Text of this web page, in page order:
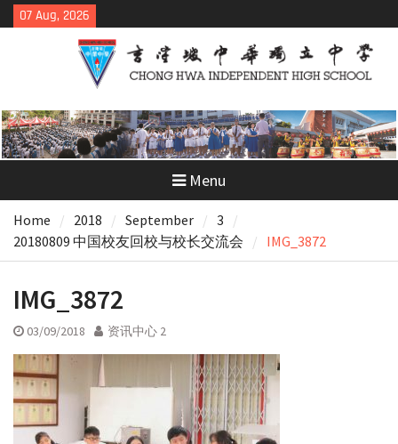
Skip
to
07 Aug, 2026
Menu
Home 2018 September
3
20180809 中国校友回校与校长交流会
IMG_3872
IMG_3872
03/09/2018 资讯中心 2